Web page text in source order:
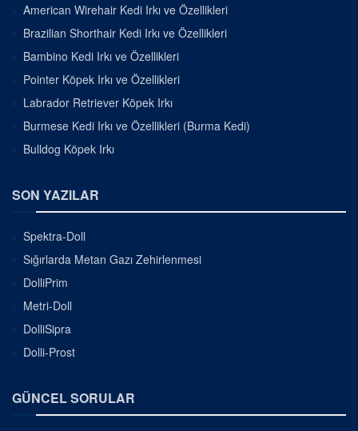
American Wirehair Kedi Irkı ve Özellikleri
Brazilian Shorthair Kedi Irkı ve Özellikleri
Bambino Kedi Irkı ve Özellikleri
Pointer Köpek Irkı ve Özellikleri
Labrador Retriever Köpek Irkı
Burmese Kedi Irkı ve Özellikleri (Burma Kedi)
Bulldog Köpek Irkı
SON YAZILAR
Spektra-Doll
Sığırlarda Metan Gazı Zehirlenmesi
DolliPrim
Metri-Doll
DolliSipra
Dolli-Prost
GÜNCEL SORULAR